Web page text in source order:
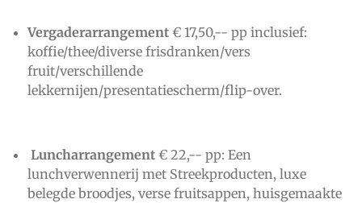
Vergaderarrangement € 17,50,-- pp inclusief:
koffie/thee/diverse frisdranken/vers
fruit/verschillende
lekkernijen/presentatiescherm/flip-over.
Luncharrangement € 22,-- pp: Een
lunchverwennerij met Streekproducten, luxe
belegde broodjes, verse fruitsappen, huisgemaakte